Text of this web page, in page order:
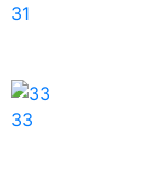
31
33